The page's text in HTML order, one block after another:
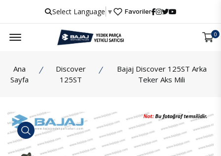
Select Language ▼ Favoriler
0
Ana
Sayfa
Discover
125ST
Bajaj Discover 125ST Arka
Teker Aks Mili
İncele